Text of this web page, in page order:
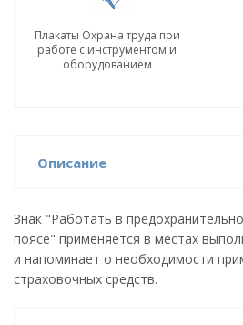
Плакаты Охрана труда при
работе с инструментом и
оборудованием
Описание
Знак "Работать в
поясе" применяется в местах
и напоминает о необходимости
страховочных средств.